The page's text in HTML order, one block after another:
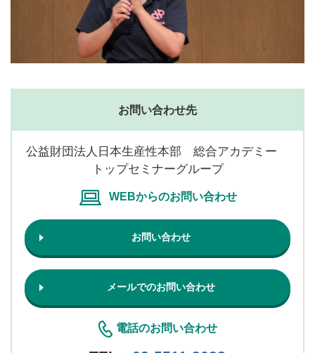
お問い合わせ先
公益財団法人日本生産性本部 総合アカデミー
トップセミナーグループ
WEBからのお問い合わせ
お問い合わせ
メールでのお問い合わせ
電話のお問い合わせ